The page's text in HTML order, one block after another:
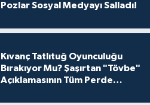
Pozlar Sosyal Medyayı Salladı!
Kıvanç Tatlıtuğ Oyunculuğu
Bırakıyor Mu? Şaşırtan "Tövbe"
Açıklamasının Tüm Perde